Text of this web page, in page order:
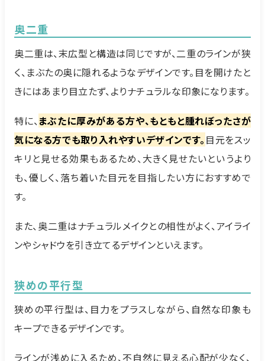
奥二重
奥二重は、末広型と構造は同じですが、二重のラインが狭
く、まぶたの奥に隠れるようなデザインです。目を開けたと
きにはあまり目立たず、よりナチュラルな印象になります。
特に、まぶたに厚みがある方や、もともと腫れぼったさが
気になる方でも取り入れやすいデザインです。 目元をスッ
キリと見せる効果もあるため、大きく見せたいというより
も、優しく、落ち着いた目元を目指したい方におすすめで
す。
また、奥二重はナチュラルメイクとの相性がよく、アイライ
ンやシャドウを引き立てるデザインといえます。
狭めの平行型
狭めの平行型は、目力をプラスしながら、自然な印象も
キープできるデザインです。
ラインが浅めに入るため、不自然に見える心配が少なく、